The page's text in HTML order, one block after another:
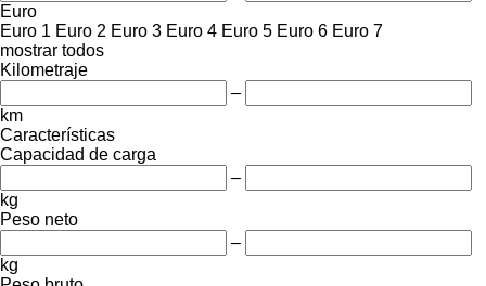
Euro
Euro 1 Euro 2 Euro 3 Euro 4 Euro 5 Euro 6 Euro 7
mostrar todos
Kilometraje
–
km
Características
Capacidad de carga
–
kg
Peso neto
–
kg